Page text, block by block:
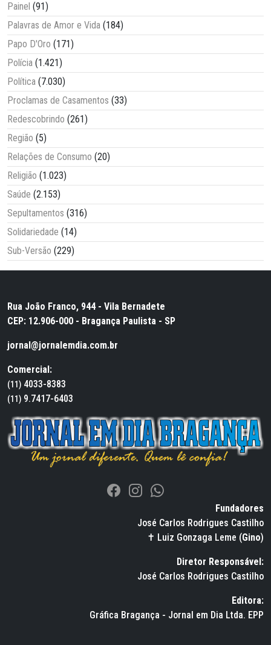
Painel (91)
Palavras de Amor e Vida (184)
Papo D'Oro (171)
Polícia (1.421)
Política (7.030)
Proclamas de Casamentos (33)
Redescobrindo (261)
Região (5)
Relações de Consumo (20)
Religião (1.023)
Saúde (2.153)
Sepultamentos (316)
Solidariedade (14)
Sub-Versão (229)
Rua João Franco, 944 - Vila Bernadete
CEP: 12.906-000 - Bragança Paulista - SP
jornal@jornalemdia.com.br
Comercial:
(11) 4033-8383
(11) 9.7417-6403
Fundadores
José Carlos Rodrigues Castilho
✝ Luiz Gonzaga Leme (Gino)
Diretor Responsável:
José Carlos Rodrigues Castilho
Editora:
Gráfica Bragança - Jornal em Dia Ltda. EPP